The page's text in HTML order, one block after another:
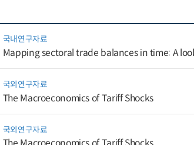
국내연구자료
Mapping sectoral trade balances in time: A
국외연구자료
The Macroeconomics of Tariff Shocks
국외연구자료